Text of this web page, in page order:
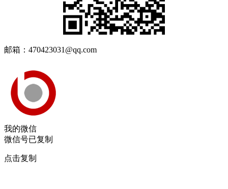
邮箱：470423031@qq.com
我的微信
微信号已复制
点击复制